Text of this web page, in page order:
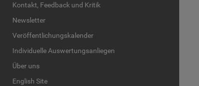
Kon­takt, Feed­back und Kri­tik
News­let­ter
Ver­öf­fent­li­chungs­ka­len­der
In­di­vi­du­el­le Aus­wer­tungs­an­lie­gen
Über uns
English Site